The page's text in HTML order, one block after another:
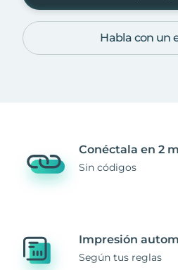
Habla con un
Conéctala en 2
Sin códigos
Impresión
Según tus reglas